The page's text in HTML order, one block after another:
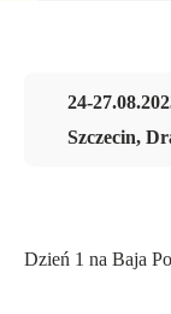
24-
Szczecin,
Dzień 1 na Baja